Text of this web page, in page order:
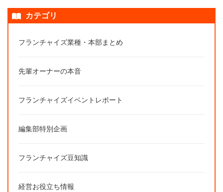
カテゴリ
フランチャイズ業種・本部まとめ
先輩オーナーの本音
フランチャイズイベントレポート
編集部特別企画
フランチャイズ豆知識
経営お役立ち情報